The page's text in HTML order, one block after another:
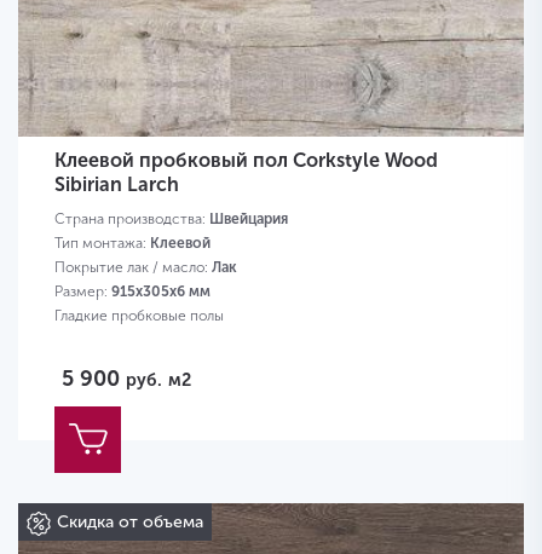
Клеевой пробковый пол Corkstyle Wood
Sibirian Larch
Страна производства: Швейцария
Тип монтажа: Клеевой
Покрытие лак / масло: Лак
Размер: 915х305х6 мм
Гладкие пробковые полы
5 900 руб. м2
Скидка от объема